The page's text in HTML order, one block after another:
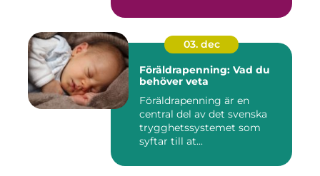
03. dec
Föräldrapenning: Vad du
behöver veta
Föräldrapenning är en
central del av det svenska
trygghetssystemet som
syftar till at...